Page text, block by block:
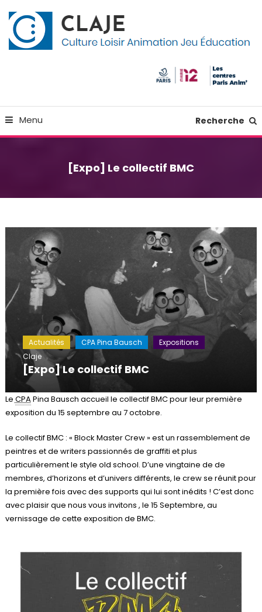
To
Content
Menu Recherche
[Expo] Le collectif BMC
Actualités CPA Pina Bausch
Expositions
Claje
[Expo] Le collectif BMC
Le CPAPina Bausch accueil le collectif BMC pour leur première
exposition du 15 septembre au 7 octobre.
Le collectif BMC : « Block Master Crew » est un rassemblement de
peintres et de writers passionnés de graffiti et plus
particulièrement le style old school. D’une vingtaine de de
membres, d’horizons et d’univers différents, le crew se réunit pour
la première fois avec des supports qui lui sont inédits ! C’est donc
avec plaisir que nous vous invitons , le 15 Septembre, au
vernissage de cette exposition de BMC.